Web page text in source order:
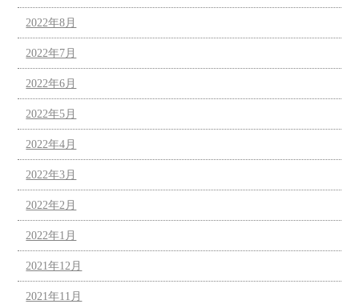
2022年8月
2022年7月
2022年6月
2022年5月
2022年4月
2022年3月
2022年2月
2022年1月
2021年12月
2021年11月